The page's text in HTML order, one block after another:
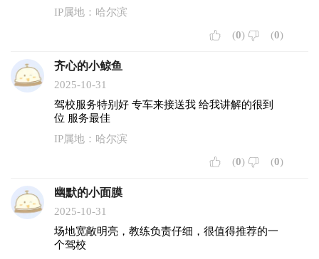
IP属地：哈尔滨
(0) (0)
齐心的小鲸鱼
2025-10-31
驾校服务特别好 专车来接送我 给我讲解的很到
位 服务最佳
IP属地：哈尔滨
(0) (0)
幽默的小面膜
2025-10-31
场地宽敞明亮，教练负责仔细，很值得推荐的一
个驾校